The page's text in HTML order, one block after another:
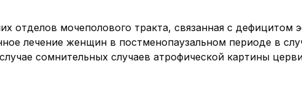
отделов мочеполового тракта, связанная с дефицитом
лечение женщин в постменопаузальном периоде в
сомнительных случаев атрофической картины